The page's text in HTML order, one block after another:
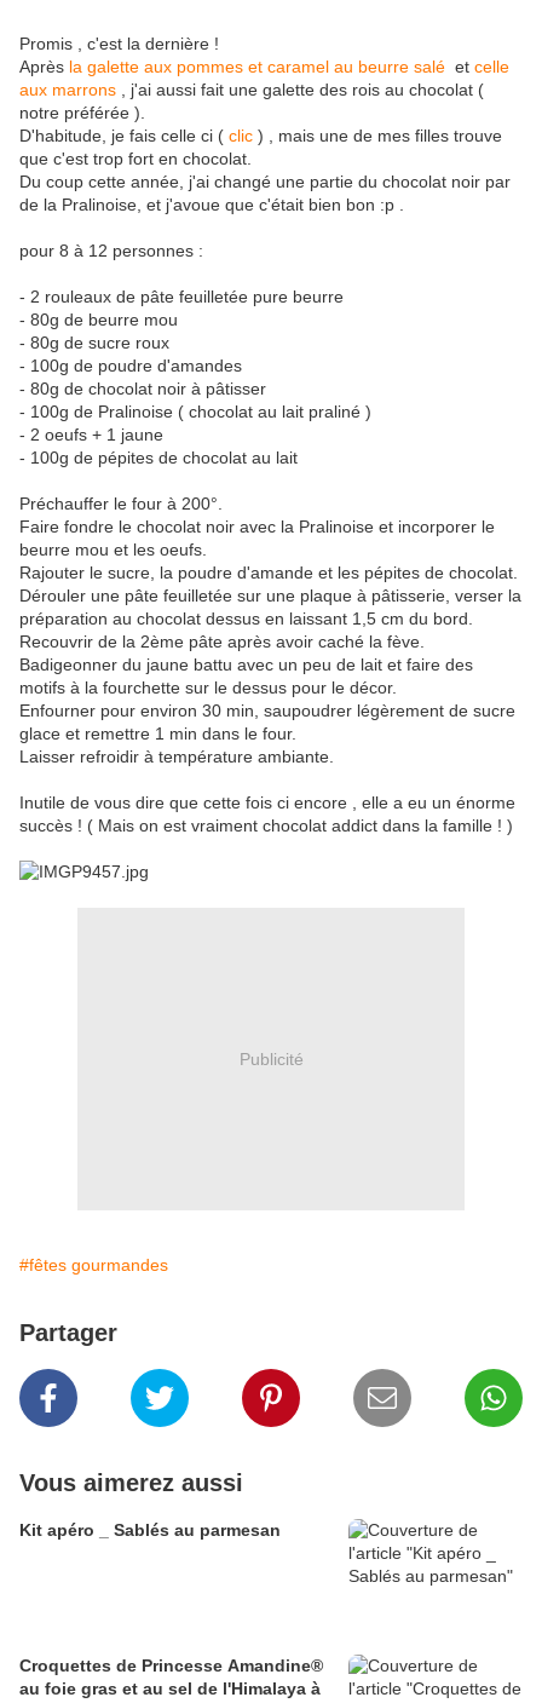
Promis , c'est la dernière !
Après la galette aux pommes et caramel au beurre salé et celle
aux marrons
, j'ai aussi fait une galette des rois au chocolat (
notre préférée ).
D'habitude, je fais celle ci ( clic ) , mais une de mes filles trouve
que c'est trop fort en chocolat.
Du coup cette année, j'ai changé une partie du chocolat noir par
de la Pralinoise, et j'avoue que c'était bien bon :p .
pour 8 à 12 personnes :
- 2 rouleaux de pâte feuilletée pure beurre
- 80g de beurre mou
- 80g de sucre roux
- 100g de poudre d'amandes
- 80g de chocolat noir à pâtisser
- 100g de Pralinoise ( chocolat au lait praliné )
- 2 oeufs + 1 jaune
- 100g de pépites de chocolat au lait
Préchauffer le four à 200°.
Faire fondre le chocolat noir avec la Pralinoise et incorporer le
beurre mou et les oeufs.
Rajouter le sucre, la poudre d'amande et les pépites de chocolat.
Dérouler une pâte feuilletée sur une plaque à pâtisserie, verser la
préparation au chocolat dessus en laissant 1,5 cm du bord.
Recouvrir de la 2ème pâte après avoir caché la fève.
Badigeonner du jaune battu avec un peu de lait et faire des
motifs à la fourchette sur le dessus pour le décor.
Enfourner pour environ 30 min, saupoudrer légèrement de sucre
glace et remettre 1 min dans le four.
Laisser refroidir à température ambiante.
Inutile de vous dire que cette fois ci encore , elle a eu un énorme
succès ! ( Mais on est vraiment chocolat addict dans la famille ! )
Publicité
#fêtes gourmandes
Partager
Vous aimerez aussi
Kit apéro _ Sablés au parmesan
Croquettes de Princesse Amandine®
au foie gras et au sel de l'Himalaya à